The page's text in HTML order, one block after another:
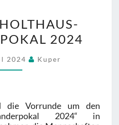
HOLTHAUS-
WANDERPOKAL
2024
2024 Kuper
die Vorrunde um den
2024“ in